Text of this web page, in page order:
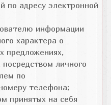
по адресу электронной
информации
характера о
предложениях,
личного
по
телефона;
принятых на себя